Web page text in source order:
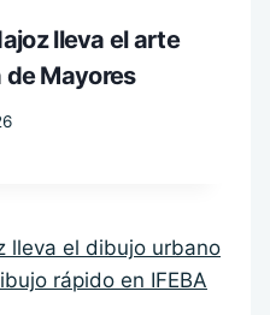
lleva el arte
de Mayores